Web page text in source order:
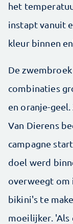
het
instapt vanuit
kleur binnen
De
combinaties
en oranje-
Van Dierens
campagne
doel werd
overweegt om
bikini's te
moeilijker. 'Als